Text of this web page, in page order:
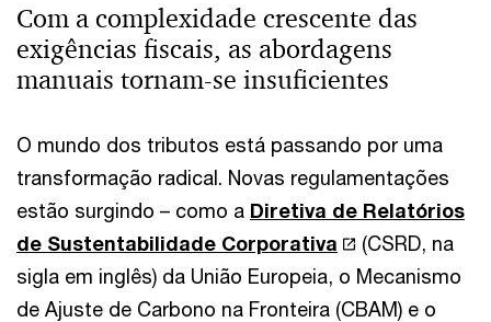
Com a complexidade crescente das
exigências fiscais, as abordagens
manuais tornam-se insuficientes
O mundo dos tributos está passando por uma
transformação radical. Novas regulamentações
estão surgindo – como a Diretiva de Relatórios
de Sustentabilidade Corporativa
(CSRD, na
sigla em inglês) da União Europeia, o Mecanismo
de Ajuste de Carbono na Fronteira (CBAM) e o